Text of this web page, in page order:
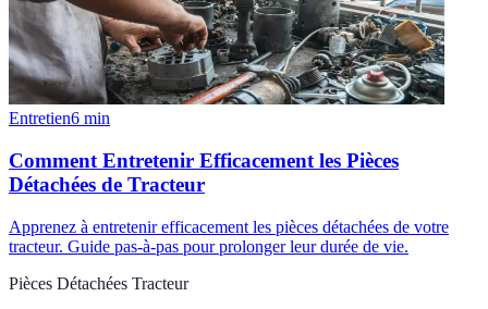
Entretien6 min
Comment Entretenir Efficacement les Pièces
Détachées de Tracteur
Apprenez à entretenir efficacement les pièces détachées de votre
tracteur. Guide pas-à-pas pour prolonger leur durée de vie.
Pièces Détachées Tracteur